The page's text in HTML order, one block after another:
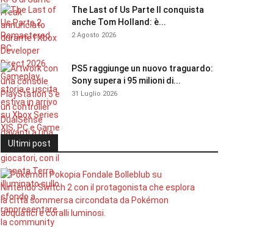
The Last of Us Parte II conquista
anche Tom Holland: è...
2 Agosto 2026
PS5 raggiunge un nuovo traguardo:
Sony supera i 95 milioni di...
31 Luglio 2026
Ultimi post